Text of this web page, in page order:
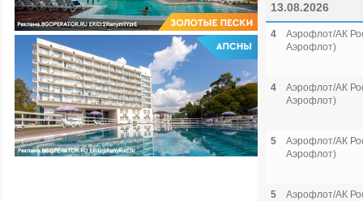
13.08.2026
4
Аэрофлот/АК
Аэрофлот)
4
Аэрофлот/АК
Аэрофлот)
5
Аэрофлот/АК
Аэрофлот)
5
Аэрофлот/АК